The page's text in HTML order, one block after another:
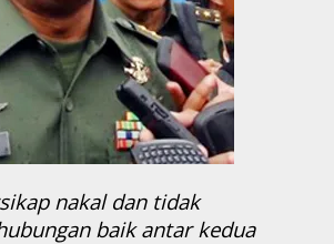
nakal dan tidak
baik antar kedua